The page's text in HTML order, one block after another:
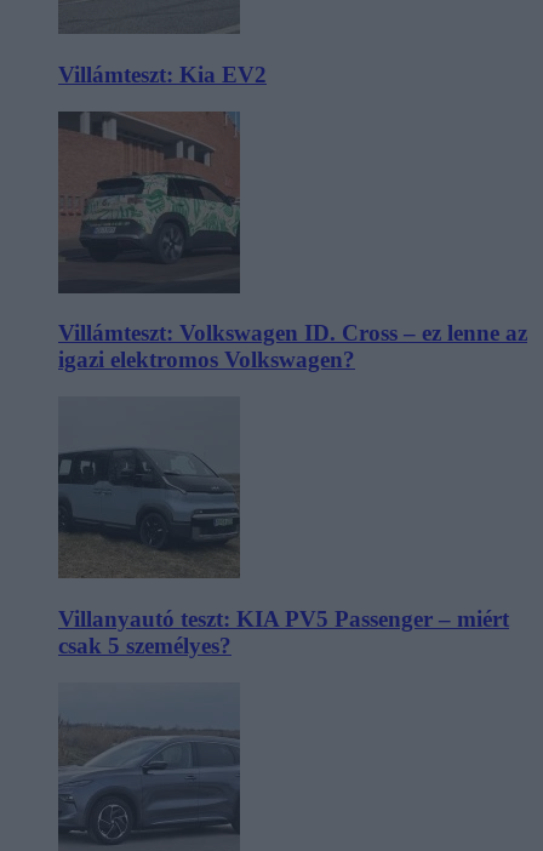
Villámteszt: Kia EV2
Villámteszt: Volkswagen ID. Cross – ez lenne az
igazi elektromos Volkswagen?
Villanyautó teszt: KIA PV5 Passenger – miért
csak 5 személyes?